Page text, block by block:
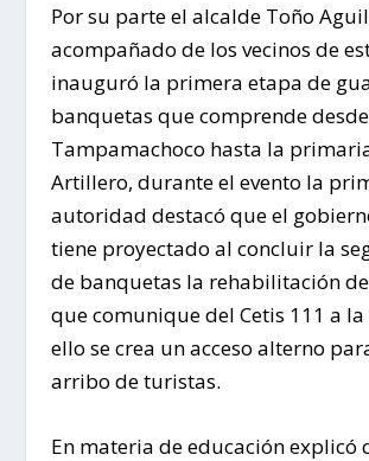
Por su parte el alcalde Toño
acompañado de los vecinos de
inauguró la primera etapa de
banquetas que comprende
Tampamachoco hasta la
Artillero, durante el evento la
autoridad destacó que el
tiene proyectado al concluir la
de banquetas la rehabilitación
que comunique del Cetis 111 a
ello se crea un acceso alterno
arribo de turistas.
En materia de educación explicó